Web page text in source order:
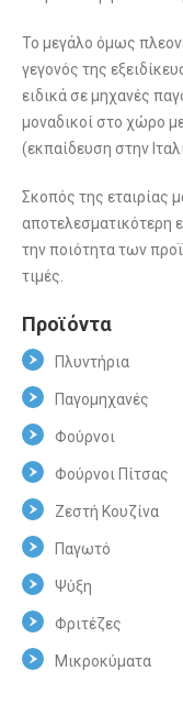
Το μεγάλο όμως
γεγονός της
ειδικά σε μηχανές
μοναδικοί στο χώρο
(εκπαίδευση στην
Σκοπός της εταιρίας
αποτελεσματικότερη
την ποιότητα των
τιμές.
Προϊόντα
Πλυντήρια
Παγομηχανές
Φούρνοι
Φούρνοι Πίτσας
Ζεστή Κουζίνα
Παγωτό
Ψύξη
Φριτέζες
Μικροκύματα